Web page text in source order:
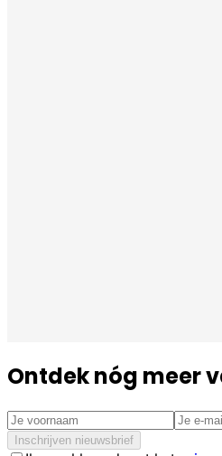
Ontdek nóg meer
Inschrijven nieuwsbrief